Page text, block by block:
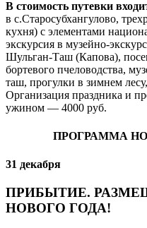
В стоимость путевки
в с.Старосубхангулово,
кухня) с элементами
экскурсия в музейно-
Шульган-Таш (Капова),
бортевого пчеловодства,
таш, прогулки в зимнем
Организация праздника и
ужином — 4000 руб.
ПРОГРАММА
31 декабря
ПРИБЫТИЕ.
НОВОГО ГОДА!